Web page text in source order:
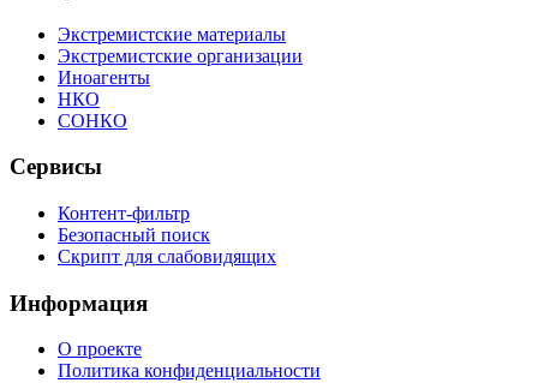
Экстремистские материалы
Экстремистские организации
Иноагенты
НКО
СОНКО
Сервисы
Контент-фильтр
Безопасный поиск
Скрипт для слабовидящих
Информация
О проекте
Политика конфиденциальности